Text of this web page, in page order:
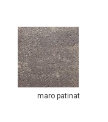
maro patinat